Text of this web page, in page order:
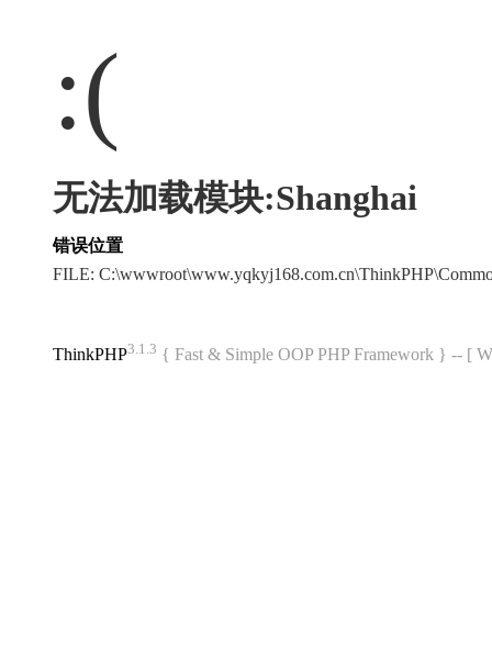
:(
无法加载模块:Shanghai
错误位置
FILE:
ThinkPHP3.1.3 { Fast & Simple OOP PHP Framework } -- [